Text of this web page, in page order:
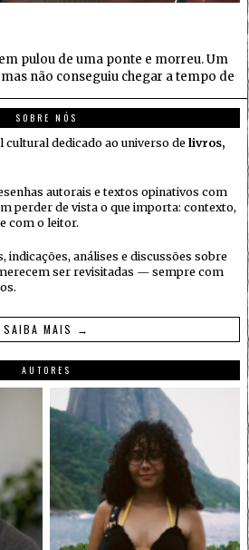
pulou de uma ponte e morreu. Um
não conseguiu chegar a tempo de
SOBRE NÓS
cultural dedicado ao universo de livros,
autorais e textos opinativos com
perder de vista o que importa: contexto,
com o leitor.
indicações, análises e discussões sobre
ser revisitadas — sempre com
SAIBA MAIS →
AUTORES